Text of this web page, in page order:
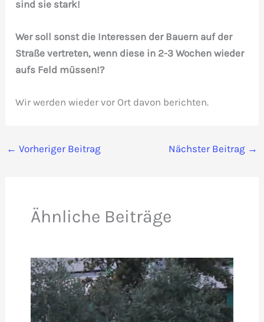
sind sie stark!
Wer soll sonst die Interessen der Bauern auf der
Straße vertreten, wenn diese in 2-3 Wochen wieder
aufs Feld müssen!?
Wir werden wieder vor Ort davon berichten.
← Vorheriger Beitrag Nächster Beitrag →
Ähnliche Beiträge